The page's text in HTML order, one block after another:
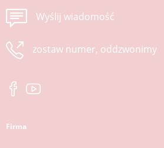
Wyślij wiadomość
zostaw numer, oddzwonimy
Firma